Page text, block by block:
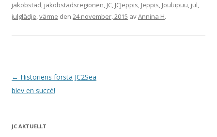
jakobstad, jakobstadsregionen, JC, JCJeppis, Jeppis, Joulupuu, jul,
julglädje,värme den 24 november, 2015 avAnnina H.
Inläggsnavigering
← Historiens första JC2Sea
blev en succé!
JC AKTUELLT